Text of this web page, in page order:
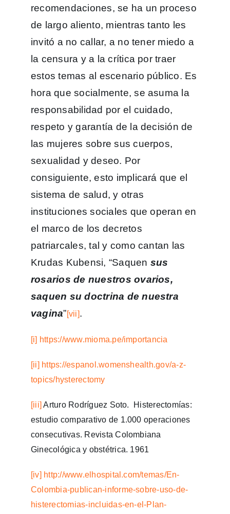
recomendaciones, se ha un proceso
de largo aliento, mientras tanto les
invitó a no callar, a no tener miedo a
la censura y a la crítica por traer
estos temas al escenario público. Es
hora que socialmente, se asuma la
responsabilidad por el cuidado,
respeto y garantía de la decisión de
las mujeres sobre sus cuerpos,
sexualidad y deseo. Por
consiguiente, esto implicará que el
sistema de salud, y otras
instituciones sociales que operan en
el marco de los decretos
patriarcales, tal y como cantan las
Krudas Kubensi, “Saquen sus
rosarios de nuestros ovarios,
saquen su doctrina de nuestra
vagina”[vii].
[i] https://www.mioma.pe/importancia
[ii] https://espanol.womenshealth.gov/a-z-
topics/hysterectomy
[iii] Arturo Rodríguez Soto. Histerectomías:
estudio comparativo de 1.000 operaciones
consecutivas. Revista Colombiana
Ginecológica y obstétrica. 1961
[iv] http://www.elhospital.com/temas/En-
Colombia-publican-informe-sobre-uso-de-
histerectomias-incluidas-en-el-Plan-